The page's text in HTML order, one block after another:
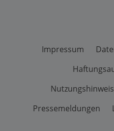
Impressum
Pressemeldungen